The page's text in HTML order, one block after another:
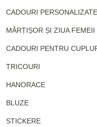
CADOURI PERSONALIZATE
MĂRȚIȘOR ȘI ZIUA FEMEII
CADOURI PENTRU
TRICOURI
HANORACE
BLUZE
STICKERE